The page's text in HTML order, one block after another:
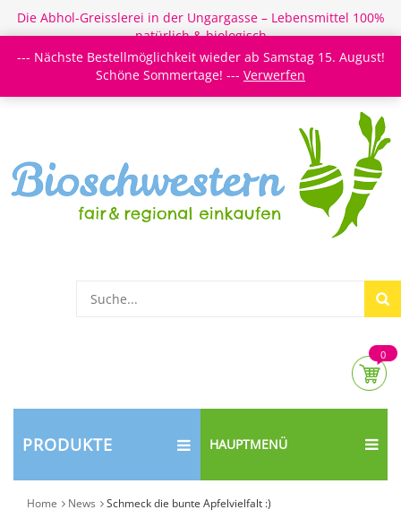
Die Abhol-Greisslerei in der Ungargasse – Lebensmittel 100%
natürlich & biologisch
Login/Register Newsletter Meine Merkzettel
0
PRODUKTE HAUPTMENÜ
Home News Schmeck die bunte Apfelvielfalt :)
--- Nächste Bestellmöglichkeit wieder ab Samstag 15. August!
Schöne Sommertage! --- Verwerfen